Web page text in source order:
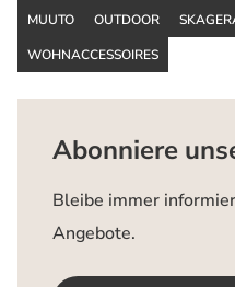
MUUTO
OUTDOOR
WOHNACCESSOIRES
Abonniere
Bleibe immer
Angebote.